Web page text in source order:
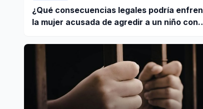
¿Qué consecuencias legales podría
la mujer acusada de agredir a un niño con